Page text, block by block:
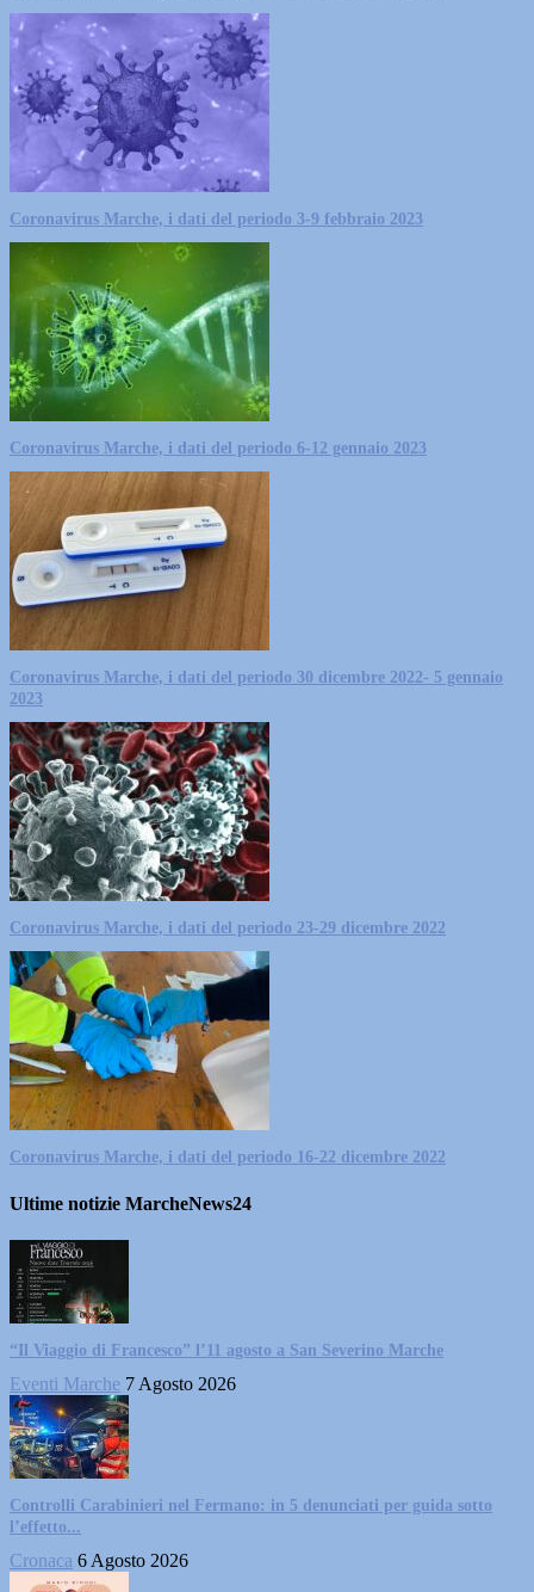
Coronavirus Marche, i dati del periodo 3-9 febbraio 2023
Coronavirus Marche, i dati del periodo 6-12 gennaio 2023
Coronavirus Marche, i dati del periodo 30 dicembre 2022- 5 gennaio
2023
Coronavirus Marche, i dati del periodo 23-29 dicembre 2022
Coronavirus Marche, i dati del periodo 16-22 dicembre 2022
Ultime notizie MarcheNews24
“Il Viaggio di Francesco” l’11 agosto a San Severino Marche
Eventi Marche 7 Agosto 2026
Controlli Carabinieri nel Fermano: in 5 denunciati per guida sotto
l’effetto...
Cronaca 6 Agosto 2026